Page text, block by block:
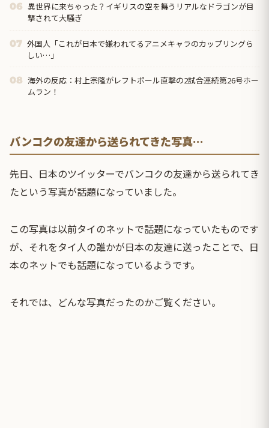
06 異世界に来ちゃった？イギリスの空を舞うリアルなドラゴンが目
撃されて大騒ぎ
07 外国人「これが日本で嫌われてるアニメキャラのカップリングら
しい…」
08 海外の反応：村上宗隆がレフトポール直撃の2試合連続第26号ホー
ムラン！
バンコクの友達から送られてきた写真…
先日、日本のツイッターでバンコクの友達から送られてき
たという写真が話題になっていました。
この写真は以前タイのネットで話題になっていたものです
が、それをタイ人の誰かが日本の友達に送ったことで、日
本のネットでも話題になっているようです。
それでは、どんな写真だったのかご覧ください。